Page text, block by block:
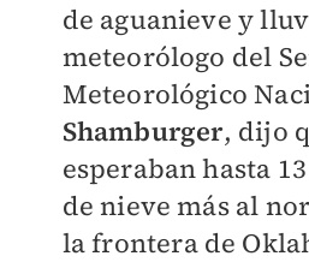
de aguanieve y
meteorólogo del
Meteorológico
Shamburger, dijo
esperaban hasta
de nieve más al
la frontera de